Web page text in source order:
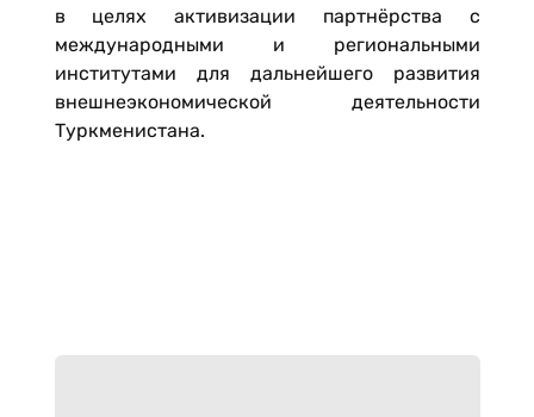
в целях активизации партнёрства с
международными и региональными
институтами для дальнейшего развития
внешнеэкономической деятельности
Туркменистана.